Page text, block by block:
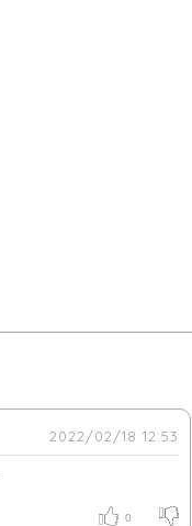
2022/02/18 12:53
0